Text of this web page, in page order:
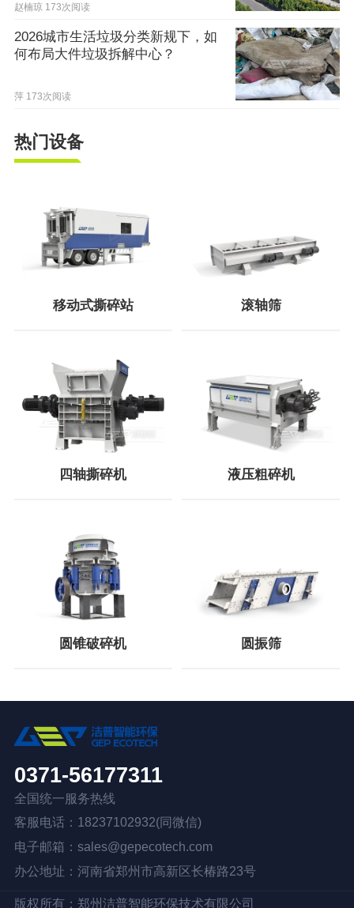
赵楠琼 173次阅读
2026城市生活垃圾分类新规下，如
何布局大件垃圾拆解中心？
萍 173次阅读
热门设备
移动式撕碎站 滚轴筛
四轴撕碎机 液压粗碎机
圆锥破碎机 圆振筛
0371-56177311
全国统一服务热线
客服电话：18237102932(同微信)
电子邮箱：sales@gepecotech.com
办公地址：河南省郑州市高新区长椿路23号
版权所有： 郑州洁普智能环保技术有限公司